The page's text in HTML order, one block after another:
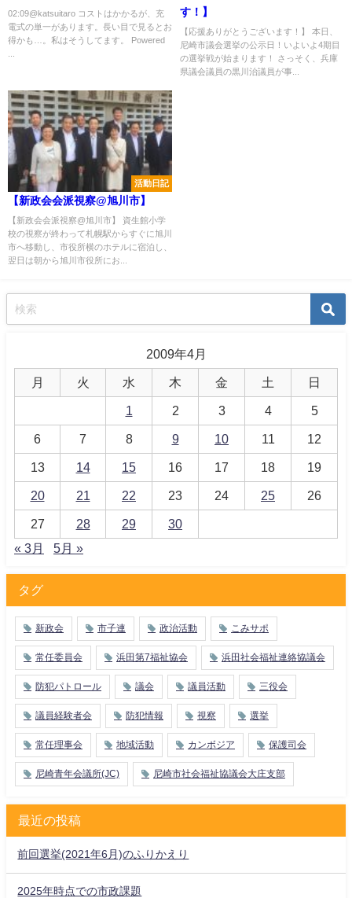
02:09@katsuitaro コストはかかるが、充
電式の単一があります。長い目で見るとお
得かも…。私はそうしてます。 Powered
す！】
【応援ありがとうございます！】 本日、
尼崎市議会選挙の公示日！いよいよ4期目
の選挙戦が始まります！ さっそく、兵庫
県議会議員の黒川治議員が事...
活動日記
【新政会会派視察@旭川市】
【新政会会派視察@旭川市】 資生館小学
校の視察が終わって札幌駅からすぐに旭川
市へ移動し、市役所横のホテルに宿泊し、
翌日は朝から旭川市役所にお...
2009年4月
月 火 水 木 金 土 日
1 2 3 4 5
6 7 8 9 10 11 12
13 14 15 16 17 18 19
20 21 22 23 24 25 26
27 28 29
30
« 3月
5月 »
タグ
新政会 市子連 政治活動 こみサポ
常任委員会 浜田第7福祉協会 浜田社会福祉連絡協議会
防犯パトロール 議会 議員活動 三役会
議員経験者会 防犯情報 視察 選挙
常任理事会 地域活動 カンボジア 保護司会
尼崎青年会議所(JC) 尼崎市社会福祉協議会大庄支部
最近の投稿
前回選挙(2021年6月)のふりかえり
2025年時点での市政課題